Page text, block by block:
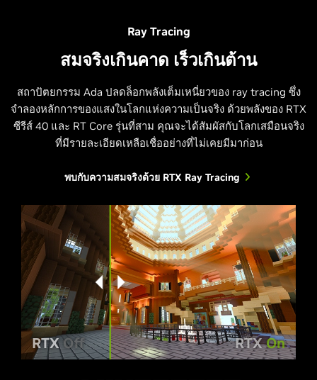
Dying Light 2 Stay Human
Ray Tracing
สมจริงเกินคาด เร็วเกินต้าน
สถาปัตยกรรม Ada ปลดล็อกพลังเต็มเหนี่ยวของ ray tracing ซึ่ง
จำลองหลักการของแสงในโลกแห่งความเป็นจริง ด้วยพลังของ RTX
ซีรีส์ 40 และ RT Core รุ่นที่สาม คุณจะได้สัมผัสกับโลกเสมือนจริง
ที่มีรายละเอียดเหลือเชื่ออย่างที่ไม่เคยมีมาก่อน
พบกับความสมจริงด้วย RTX Ray Tracing
RTXOn
RTXOff